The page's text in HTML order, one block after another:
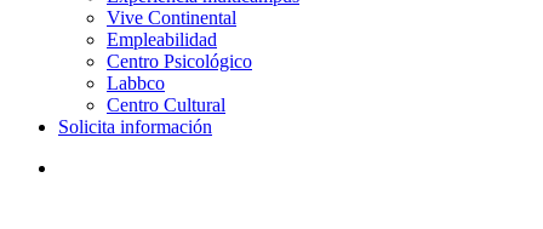
Vive Continental
Empleabilidad
Centro Psicológico
Labbco
Centro Cultural
Solicita información